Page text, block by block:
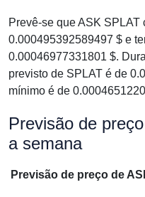
Prevê-se que ASK
0.000495392589497 $ e
0.00046977331801 $.
previsto de SPLAT é de
mínimo é de
Previsão de
a semana
Previsão de preço de